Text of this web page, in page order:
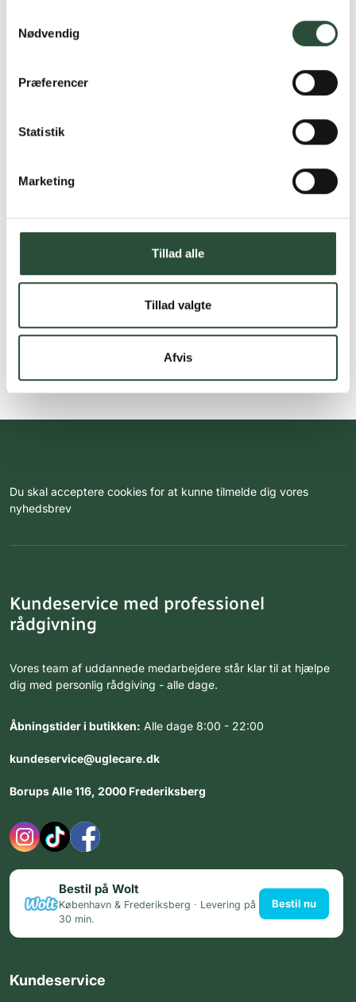
Nødvendig
Præferencer
Statistik
Marketing
Tillad alle
Tillad valgte
Afvis
Du skal acceptere cookies for at kunne tilmelde dig vores
nyhedsbrev
Kundeservice med professionel
rådgivning
Vores team af uddannede medarbejdere står klar til at hjælpe
dig med personlig rådgiving - alle dage.
Åbningstider i butikken: Alle dage 8:00 - 22:00
kundeservice@uglecare.dk
Borups Alle 116, 2000 Frederiksberg
Bestil på Wolt
København & Frederiksberg · Levering på
30 min.
Bestil nu
Kundeservice